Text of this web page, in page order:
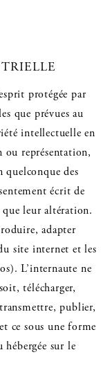
protégée par
que prévues au
intellectuelle en
représentation,
des
écrit de
leur altération.
adapter
site internet et les
L’internaute ne
télécharger,
publier,
ce sous une forme
sur le